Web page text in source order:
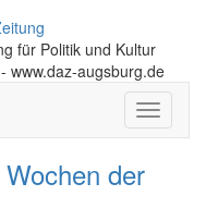
für Politik und Kultur
www.daz-augsburg.de
Toggle
der